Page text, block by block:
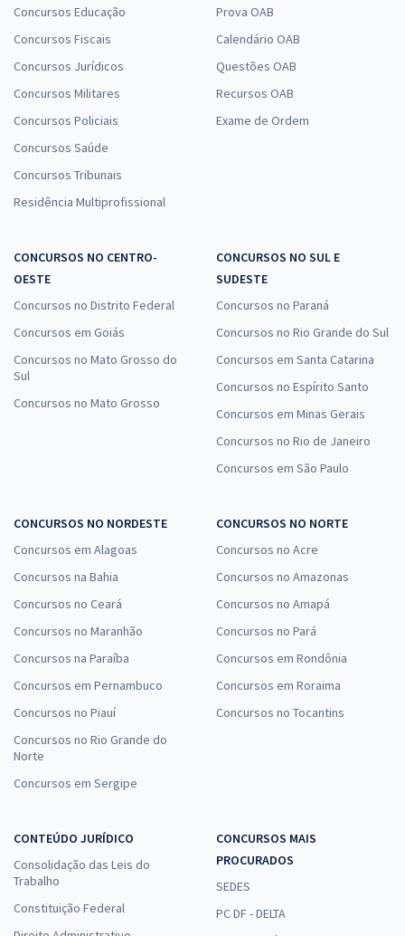
Concursos Educação
Concursos Fiscais
Concursos Jurídicos
Concursos Militares
Concursos Policiais
Concursos Saúde
Concursos Tribunais
Residência Multiprofissional
Prova OAB
Calendário OAB
Questões OAB
Recursos OAB
Exame de Ordem
CONCURSOS NO CENTRO-
OESTE
Concursos no Distrito Federal
Concursos em Goiás
Concursos no Mato Grosso do
Sul
Concursos no Mato Grosso
CONCURSOS NO SUL E
SUDESTE
Concursos no Paraná
Concursos no Rio Grande do Sul
Concursos em Santa Catarina
Concursos no Espírito Santo
Concursos em Minas Gerais
Concursos no Rio de Janeiro
Concursos em São Paulo
CONCURSOS NO NORDESTE
Concursos em Alagoas
Concursos na Bahia
Concursos no Ceará
Concursos no Maranhão
Concursos na Paraíba
Concursos em Pernambuco
Concursos no Piauí
Concursos no Rio Grande do
Norte
Concursos em Sergipe
CONCURSOS NO NORTE
Concursos no Acre
Concursos no Amazonas
Concursos no Amapá
Concursos no Pará
Concursos em Rondônia
Concursos em Roraima
Concursos no Tocantins
CONTEÚDO JURÍDICO
Consolidação das Leis do
Trabalho
Constituição Federal
CONCURSOS MAIS
PROCURADOS
SEDES
PC DF - DELTA